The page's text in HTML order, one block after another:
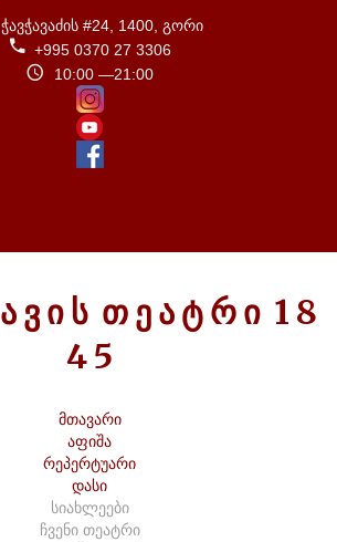
ჭავჭავაძის #24, 1400, გორი
+995 0370 27 3306
10:00 —21:00
ᲐᲕᲘᲡ ᲗᲔᲐᲢᲠᲘ 1 8
45
მთავარი
აფიშა
რეპერტუარი
დასი
სიახლეები
ჩვენი თეატრი